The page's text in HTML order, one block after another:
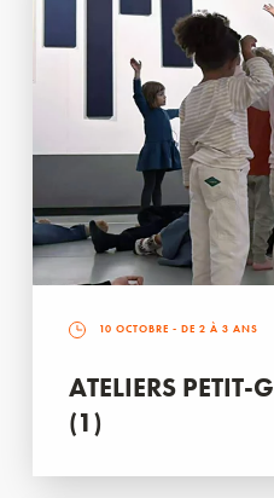
10 OCTOBRE - DE 2 À 3 ANS
ATELIERS
(1)